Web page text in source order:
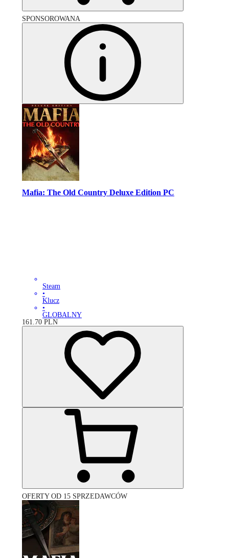
SPONSOROWANA
Mafia: The Old Country Deluxe Edition PC
Steam
•
Klucz
•
GLOBALNY
161.70 PLN
OFERTY OD 15 SPRZEDAWCÓW